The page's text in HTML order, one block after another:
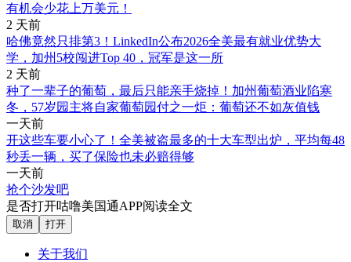
有机会少花上万美元！
2 天前
哈佛竟然只排第3！LinkedIn公布2026全美最有就业优势大
学，加州5校闯进Top 40，冠军是这一所
2 天前
种了一辈子的葡萄，最后只能亲手烧掉！加州葡萄酒业陷寒
冬，57岁园主将自家葡萄园付之一炬：葡萄还不如灰值钱
一天前
开这些车要小心了！全美被盗最多的十大车型出炉，平均每48
秒丢一辆，买了保险也未必赔得够
一天前
抢个沙发吧
是否打开咕噜美国通APP阅读全文
取消 打开
关于我们